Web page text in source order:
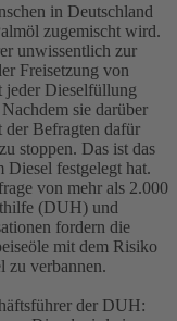
in Deutschland
zugemischt wird.
unwissentlich zur
Freisetzung von
jeder Dieselfüllung
sie darüber
der Befragten dafür
stoppen. Das ist das
Diesel festgelegt hat.
von mehr als 2.000
(DUH) und
fordern die
mit dem Risiko
zu verbannen.
der DUH: